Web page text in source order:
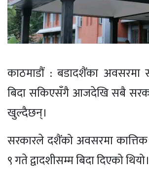
काठमाडौं : बडादशैंका अवसरमा
बिदा सकिएसँगै आजदेखि सबै
खुल्दैछन्।
सरकारले दशैंको अवसरमा
९ गते द्वादशीसम्म बिदा दिएको थियो।